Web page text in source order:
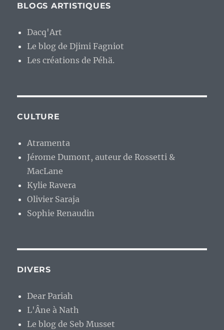
BLOGS ARTISTIQUES
Dacq'Art
Le blog de Djimi Fagniot
Les créations de Péhä.
CULTURE
Atramenta
Jérome Dumont, auteur de Rossetti &
MacLane
Kylie Ravera
Olivier Saraja
Sophie Renaudin
DIVERS
Dear Pariah
L'Âne à Nath
Le blog de Seb Musset